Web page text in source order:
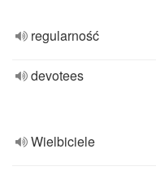
regularność
devotees
Wielbiciele